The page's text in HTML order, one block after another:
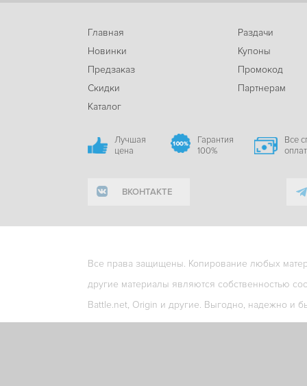
Главная
Новинки
Предзаказ
Скидки
Каталог
Раздачи
Купоны
Промокод
Партнерам
Лучшая
цена
Гарантия
100%
Все
ВКОНТАКТЕ
Все права защищены. Копирование любых
другие материалы являются собственностью
Battle.net, Origin и другие. Выгодно, надежно и